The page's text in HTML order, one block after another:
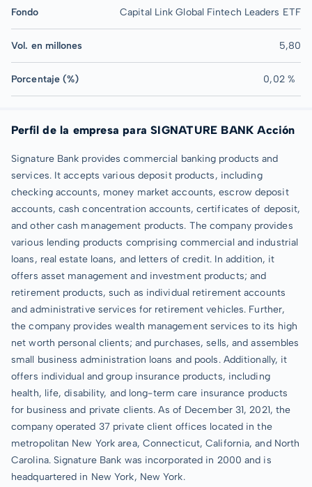
Fondo Capital Link Global Fintech Leaders ETF
Vol. en millones 5,80
Porcentaje (%) 0,02 %
Perfil de la empresa para SIGNATURE BANK Acción
Signature Bank provides commercial banking products and
services. It accepts various deposit products, including
checking accounts, money market accounts, escrow deposit
accounts, cash concentration accounts, certificates of deposit,
and other cash management products. The company provides
various lending products comprising commercial and industrial
loans, real estate loans, and letters of credit. In addition, it
offers asset management and investment products; and
retirement products, such as individual retirement accounts
and administrative services for retirement vehicles. Further,
the company provides wealth management services to its high
net worth personal clients; and purchases, sells, and assembles
small business administration loans and pools. Additionally, it
offers individual and group insurance products, including
health, life, disability, and long-term care insurance products
for business and private clients. As of December 31, 2021, the
company operated 37 private client offices located in the
metropolitan New York area, Connecticut, California, and North
Carolina. Signature Bank was incorporated in 2000 and is
headquartered in New York, New York.